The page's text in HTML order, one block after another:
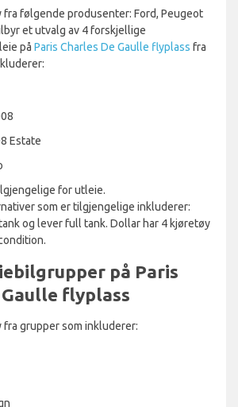
fra følgende produsenter: Ford, Peugeot
et utvalg av 4 forskjellige
på Paris Charles De Gaulle flyplass fra
Estate
for utleie.
som er tilgjengelige inkluderer:
og lever full tank. Dollar har 4 kjøretøy
på Paris
flyplass
fra grupper som inkluderer: